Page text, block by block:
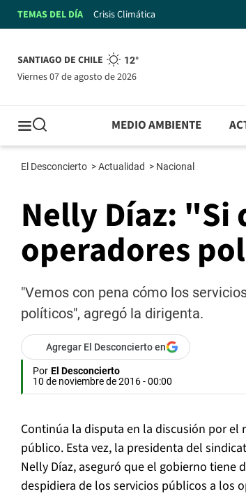
TEMAS DEL DÍA Crisis Climática
SANTIAGO DE CHILE 12°
viernes 07 de agosto de 2026
MEDIO AMBIENTE
El Desconcierto >Actualidad > Nacional
Nelly Díaz: "Si
operadores
"Vemos con pena cómo los
políticos", agregó la dirigenta.
Agregar El Desconcierto en
Por El Desconcierto
10 de noviembre de 2016 - 00:00
Continúa la disputa en la discusión por el
público. Esta vez, la presidenta del
Nelly Díaz, aseguró que el gobierno tiene
despidiera de los servicios públicos a los